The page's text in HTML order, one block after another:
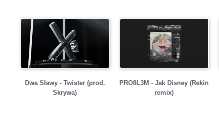
Dwa Sławy - Twister (prod.
Skrywa)
PRO8L3M - Jak Disney (Rekin
remix)